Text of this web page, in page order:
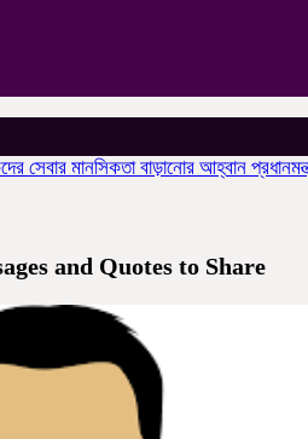
আহ্বান প্রধানমন্ত্রীর Awarapan 2:
and Quotes to Share